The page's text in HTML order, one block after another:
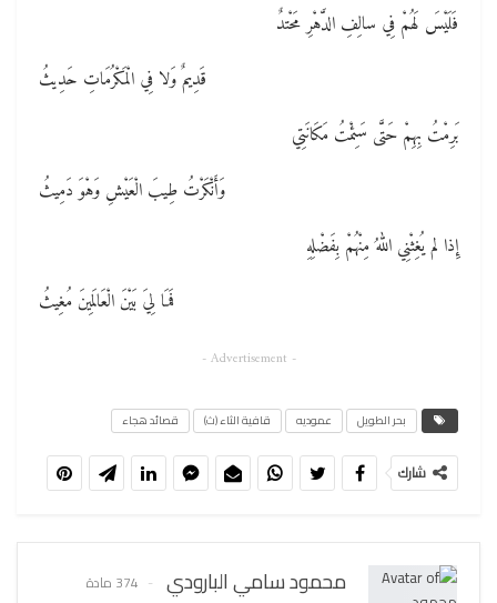
فَلَيْسَ لَهُمْ فِي سالِفِ الدَّهْرِ مَحْتدٌ
قَدِيمٌ وَلا فِي الْمَكْرُمَاتِ حَدِيثُ
بَرِمْتُ بِهِمْ حَتَّى سَئِمْتُ مَكَانَتِي
وَأَنْكَرْتُ طِيبَ الْعَيْشِ وَهْوَ دَمِيثُ
إِذا لم يُغِثْنِي اللهُ مِنْهُمْ بِفَضْلِهِ
فَمَا لِيَ بَيْنَ الْعَالَمِينَ مُغِيثُ
- Advertisement -
بحر الطويل عموديه قافية الثاء (ث) قصائد هجاء
شارك
محمود سامي البارودي 374 مادة